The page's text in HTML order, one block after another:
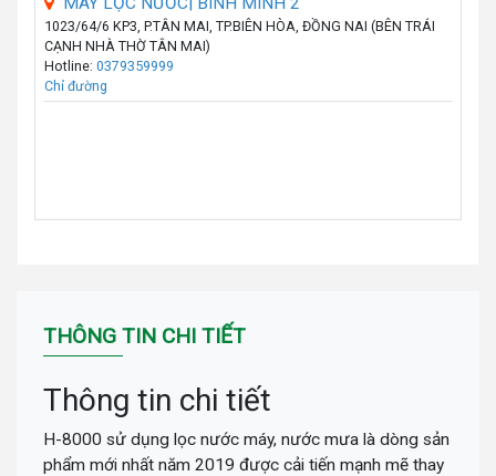
1023/64/6 KP3, P.TÂN MAI, TP.BIÊN HÒA, ĐỒNG NAI (BÊN TRÁI
CẠNH NHÀ THỜ TÂN MAI)
Hotline: 0379359999
Chỉ đường
THÔNG TIN CHI TIẾT
Thông tin chi tiết
H-8000 sử dụng lọc nước máy, nước mưa là dòng sản
phẩm mới nhất năm 2019 được cải tiến mạnh mẽ thay